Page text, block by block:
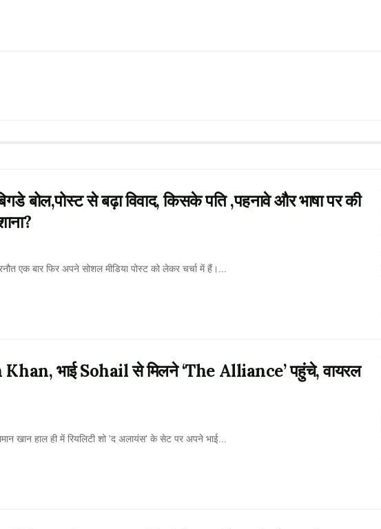
से बढ़ा विवाद, किसके पति ,पहनावे और भाषा पर की
एक बार फिर अपने सोशल मीडिया पोस्ट को लेकर चर्चा में हैं।...
भाई Sohail से मिलने ‘The Alliance’ पहुंचे, वायरल
खान हाल ही में रियलिटी शो 'द अलायंस' के सेट पर अपने भाई...